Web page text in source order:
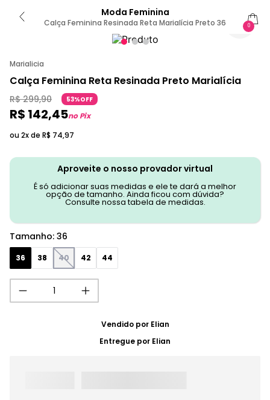
Moda Feminina
Calça Feminina Resinada Reta Marialícia Preto 36 0
Marialicia
Calça Feminina Reta Resinada Preto Marialícia
R$ 299,90 53%OFF
R$ 142,45no Pix
ou 2x de R$ 74,97
Aproveite o nosso provador virtual
É só adicionar suas medidas e ele te dará a melhor
opção de tamanho. Ainda ficou com dúvida?
Consulte nossa tabela de medidas.
Tamanho: 36
36 38 40 42 44
Vendido por Elian
Entregue por Elian